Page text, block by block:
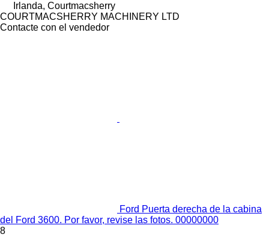
Irlanda, Courtmacsherry
COURTMACSHERRY MACHINERY LTD
Contacte con el vendedor
Ford Puerta derecha de la cabina
del Ford 3600. Por favor, revise las fotos. 00000000
8